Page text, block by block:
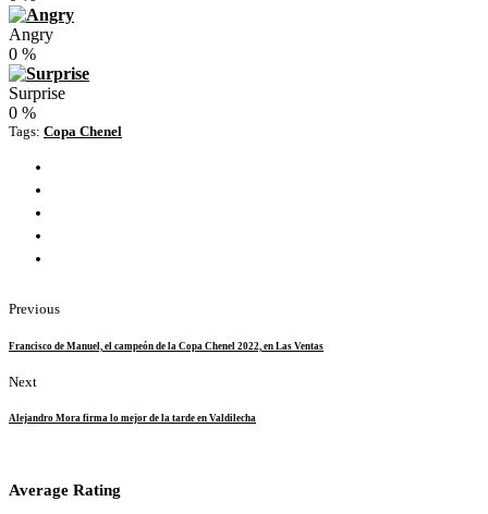
Angry
0 %
Surprise
0 %
Tags: Copa Chenel
Previous
Francisco de Manuel, el campeón de la Copa Chenel 2022, en Las Ventas
Next
Alejandro Mora firma lo mejor de la tarde en Valdilecha
Average Rating